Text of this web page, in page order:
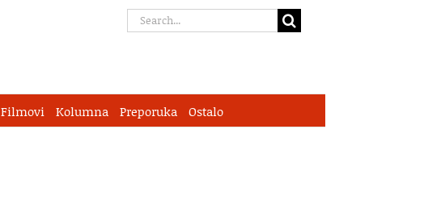
Search
Filmovi Kolumna Preporuka Ostalo